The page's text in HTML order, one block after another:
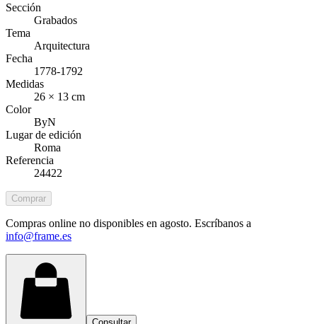
Sección
Grabados
Tema
Arquitectura
Fecha
1778-1792
Medidas
26 × 13 cm
Color
ByN
Lugar de edición
Roma
Referencia
24422
Comprar
Compras online no disponibles en agosto. Escríbanos a
info@frame.es